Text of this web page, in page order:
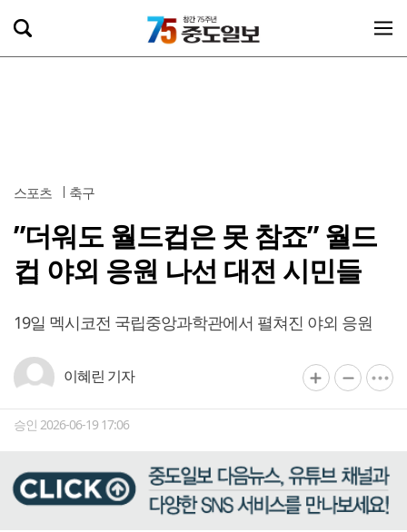
스포츠 축구
”더워도 월드컵은 못 참죠” 월드
컵 야외 응원 나선 대전 시민들
19일 멕시코전 국립중앙과학관에서 펼쳐진 야외 응원
이혜린 기자
승인 2026-06-19 17:06